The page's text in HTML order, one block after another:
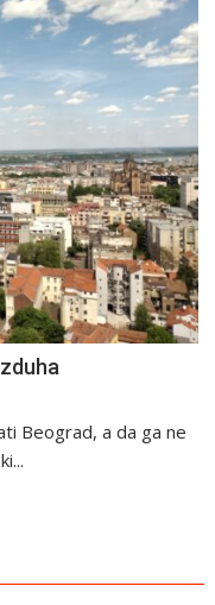
Beograd, a da ga ne